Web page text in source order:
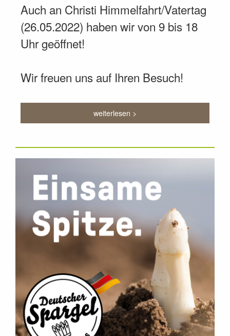
Auch an Christi Himmelfahrt/Vatertag
(26.05.2022) haben wir von 9 bis 18
Uhr geöffnet!
Wir freuen uns auf Ihren Besuch!
weiterlesen >